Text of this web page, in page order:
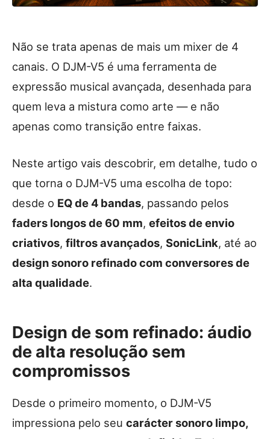
Não se trata apenas de mais um mixer de 4
canais. O DJM-V5 é uma ferramenta de
expressão musical avançada, desenhada para
quem leva a mistura como arte — e não
apenas como transição entre faixas.
Neste artigo vais descobrir, em detalhe, tudo o
que torna o DJM-V5 uma escolha de topo:
desde o EQ de 4 bandas, passando pelos
faders longos de 60 mm, efeitos de envio
criativos, filtros avançados, SonicLink, até ao
design sonoro refinado com conversores de
alta qualidade.
Design de som refinado: áudio
de alta resolução sem
compromissos
Desde o primeiro momento, o DJM-V5
impressiona pelo seu carácter sonoro limpo,